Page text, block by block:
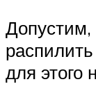
для этого